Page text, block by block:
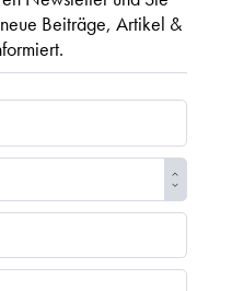
Beiträge, Artikel &